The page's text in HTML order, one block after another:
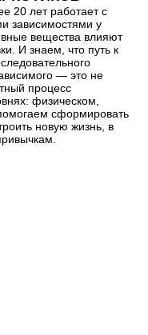
20 лет работает с
зависимостями у
вещества влияют
И знаем, что путь к
— это не
процесс
физическом,
сформировать
новую жизнь, в